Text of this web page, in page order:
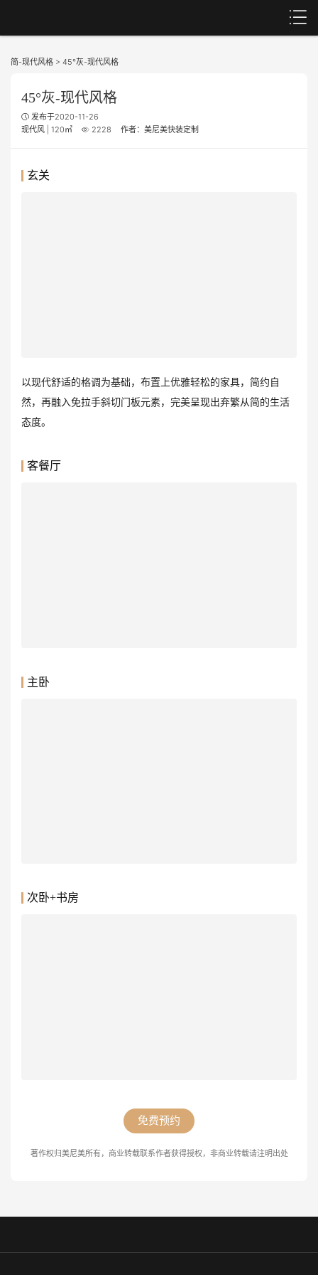
简-现代风格 > 45°灰-现代风格
45°灰-现代风格
发布于2020-11-26
现代风 | 120㎡
2228 作者：美尼美快装定制
玄关
以现代舒适的格调为基础，布置上优雅轻松的家具，简约自
然，再融入免拉手斜切门板元素，完美呈现出弃繁从简的生活
态度。
客餐厅
主卧
次卧+书房
免费预约
著作权归美尼美所有，商业转载联系作者获得授权，非商业转载请注明出处